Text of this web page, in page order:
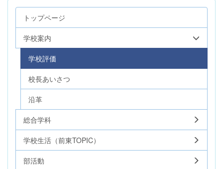
トップページ
学校案内
学校評価
校長あいさつ
沿革
総合学科
学校生活（前東TOPIC）
部活動